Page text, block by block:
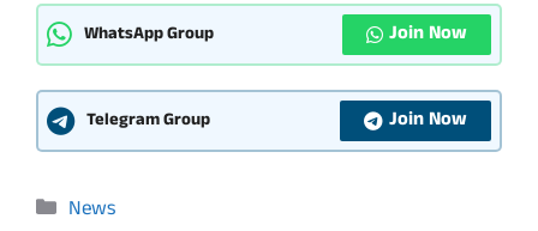
WhatsApp Group Join Now
Telegram Group Join Now
Categories
News